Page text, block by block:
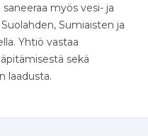
myös vesi- ja
Sumiaisten ja
Yhtiö vastaa
sekä
laadusta.